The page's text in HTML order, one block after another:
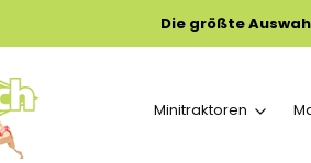
Die größte
Minitraktoren